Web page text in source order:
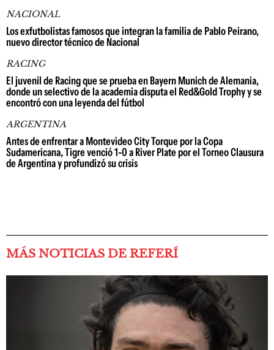
NACIONAL
Los exfutbolistas famosos que integran la familia de Pablo Peirano,
nuevo director técnico de Nacional
RACING
El juvenil de Racing que se prueba en Bayern Munich de Alemania,
donde un selectivo de la academia disputa el Red&Gold Trophy y se
encontró con una leyenda del fútbol
ARGENTINA
Antes de enfrentar a Montevideo City Torque por la Copa
Sudamericana, Tigre venció 1-0 a River Plate por el Torneo Clausura
de Argentina y profundizó su crisis
MÁS NOTICIAS DE REFERÍ